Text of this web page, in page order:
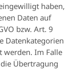
haben,
Daten auf
bzw. Art. 9
Datenkategorien
werden. Im Falle
Übertragung